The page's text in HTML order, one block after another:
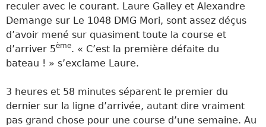
reculer avec le courant. Laure Galley et Alexandre
Demange sur Le 1048 DMG Mori, sont assez déçus
d’avoir mené sur quasiment toute la course et
d’arriver 5ème. « C’est la première défaite du
bateau ! » s’exclame Laure.
3 heures et 58 minutes séparent le premier du
dernier sur la ligne d’arrivée, autant dire vraiment
pas grand chose pour une course d’une semaine. Au